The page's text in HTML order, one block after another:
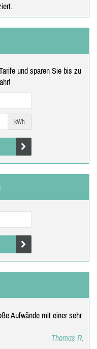
und sparen Sie bis zu
kWh
Aufwände mit einer sehr
Thomas R.